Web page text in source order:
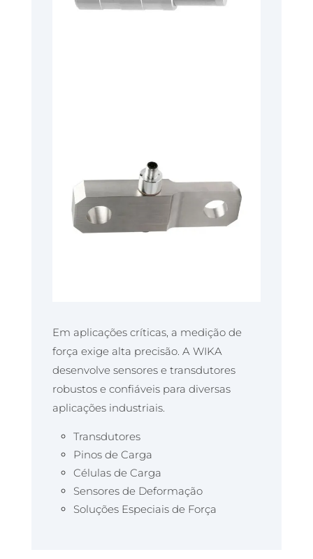
Em aplicações críticas, a medição de
força exige alta precisão. A WIKA
desenvolve sensores e transdutores
robustos e confiáveis para diversas
aplicações industriais.
Transdutores
Pinos de Carga
Células de Carga
Sensores de Deformação
Soluções Especiais de Força